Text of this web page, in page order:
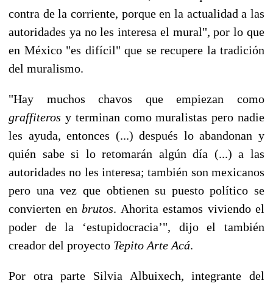
contra de la corriente, porque en la actualidad a las
autoridades ya no les interesa el mural", por lo que
en México "es difícil" que se recupere la tradición
del muralismo.
"Hay muchos chavos que empiezan como
graffiteros y terminan como muralistas pero nadie
les ayuda, entonces (...) después lo abandonan y
quién sabe si lo retomarán algún día (...) a las
autoridades no les interesa; también son mexicanos
pero una vez que obtienen su puesto político se
convierten en brutos. Ahorita estamos viviendo el
poder de la ‘estupidocracia’", dijo el también
creador del proyecto Tepito Arte Acá.
Por otra parte Silvia Albuixech, integrante del